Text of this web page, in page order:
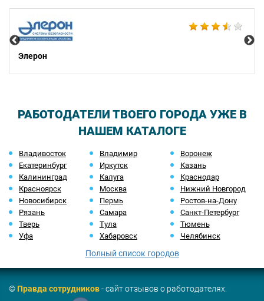
Элерон
РАБОТОДАТЕЛИ ТВОЕГО ГОРОДА УЖЕ В
НАШЕМ КАТАЛОГЕ
Владивосток Владимир
Воронеж
Екатеринбург
Иркутск
Казань
Калининград
Калуга
Краснодар
Красноярск
Москва
Нижний Новгород
Новосибирск
Пермь
Ростов-на-Дону
Рязань
Самара
Санкт-Петербург
Тверь
Тула
Тюмень
Уфа
Хабаровск Челябинск
Полный список городов
©Правда сотрудников- сайт отзывов о работодателях.